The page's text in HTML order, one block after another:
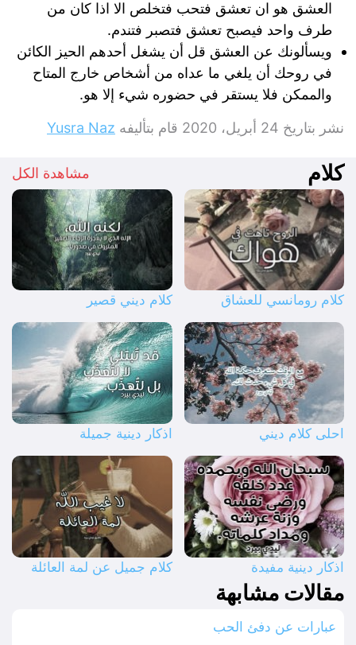
العشق هو ان تعشق فتحب فتخلص الا اذا كان من
طرف واحد فيصبح تعشق فتصبر فتندم.
ويسألونك عن العشق قل أن يشغل أحدهم الحيز الكائن
في روحك أن يلغي ما عداه من أشخاص خارج المتاح
والممكن فلا يستقر في حضوره شيء إلا هو.
نشر بتاريخ 24 أبريل، 2020 قام بتأليفه Yusra Naz
كلام مشاهدة الكل
كلام رومانسي للعشاق كلام ديني قصير
احلى كلام ديني اذكار دينية جميلة
اذكار دينية مفيدة كلام جميل عن لمة العائلة
مقالات مشابهة
عبارات عن دفئ الحب